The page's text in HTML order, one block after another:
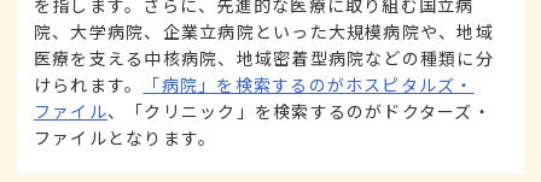
を指します。さらに、先進的な医療に取り組む国立病
院、大学病院、企業立病院といった大規模病院や、地域
医療を支える中核病院、地域密着型病院などの種類に分
けられます。
「病院」を検索するのがホスピタルズ・
ファイル、「クリニック」を検索するのがドクターズ・
ファイルとなります。